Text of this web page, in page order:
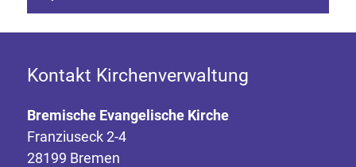
Kontakt Kirchenverwaltung
Bremische Evangelische Kirche
Franziuseck 2-4
28199 Bremen